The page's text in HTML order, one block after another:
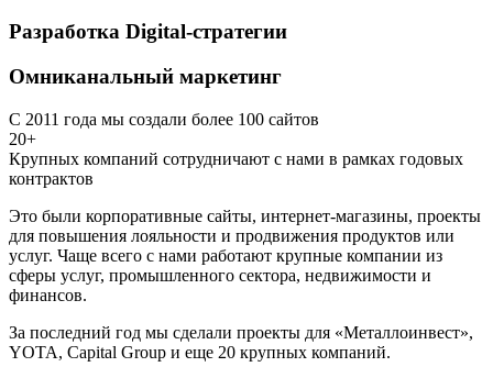
Разработка Digital-стратегии
Омниканальный маркетинг
С 2011 года мы создали более 100 сайтов
20+
Крупных компаний сотрудничают с нами в рамках годовых
контрактов
Это были корпоративные сайты, интернет-магазины, проекты
для повышения лояльности и продвижения продуктов или
услуг. Чаще всего с нами работают крупные компании из
сферы услуг, промышленного сектора, недвижимости и
финансов.
За последний год мы сделали проекты для «Металлоинвест»,
YOTA, Capital Group и еще 20 крупных компаний.